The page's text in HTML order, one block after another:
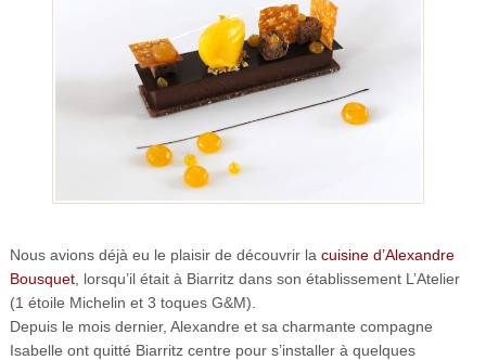
Nous avions déjà eu le plaisir de découvrir la cuisine d’Alexandre
Bousquet, lorsqu’il était à Biarritz dans son établissement L’Atelier
(1 étoile Michelin et 3 toques G&M).
Depuis le mois dernier, Alexandre et sa charmante compagne
Isabelle ont quitté Biarritz centre pour s’installer à quelques